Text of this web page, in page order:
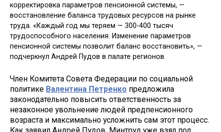
корректировка параметров пенсионной системы, —
восстановление баланса трудовых ресурсов на рынке
труда. «Каждый год мы теряем — 300-400 тысяч
трудоспособного населения. Изменение параметров
пенсионной системы позволит баланс восстановить», —
подчеркнул Андрей Пудов в палате регионов.
Член Комитета Совета Федерации по социальной
политике Валентина Петренко предложила
законодательно повысить ответственность за
незаконное увольнение людей предпенсионного
возраста и максимально усложнить сам этот процесс.